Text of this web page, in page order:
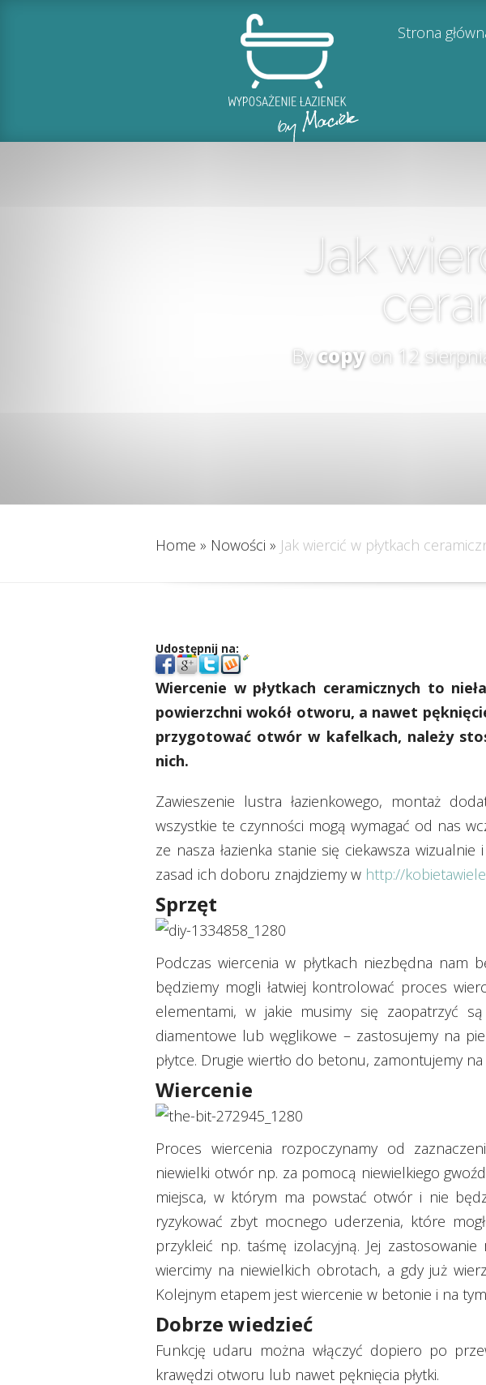
Strona
Jak
Bycopyon 12
Home » Nowości » Jak wiercić w płytkach
Udostępnij na:
Wiercenie w płytkach ceramicznych to
powierzchni wokół otworu, a nawet
przygotować otwór w kafelkach, należy
nich.
Zawieszenie lustra łazienkowego, montaż
wszystkie te czynności mogą wymagać od nas
ze nasza łazienka stanie się ciekawsza
zasad ich doboru znajdziemy w http://
Sprzęt
Podczas wiercenia w płytkach niezbędna nam
będziemy mogli łatwiej kontrolować proces
elementami, w jakie musimy się zaopatrzyć
diamentowe lub węglikowe – zastosujemy na
płytce. Drugie wiertło do betonu, zamontujemy
Wiercenie
Proces wiercenia rozpoczynamy od
niewielki otwór np. za pomocą niewielkiego
miejsca, w którym ma powstać otwór i nie
ryzykować zbyt mocnego uderzenia, które
przykleić np. taśmę izolacyjną. Jej
wiercimy na niewielkich obrotach, a gdy już
Kolejnym etapem jest wiercenie w betonie i na
Dobrze wiedzieć
Funkcję udaru można włączyć dopiero po
krawędzi otworu lub nawet pęknięcia płytki.